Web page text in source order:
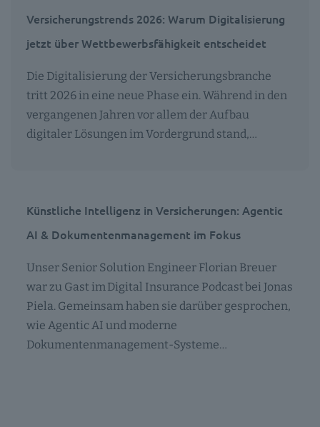
Versicherungstrends 2026: Warum Digitalisierung
jetzt über Wettbewerbsfähigkeit entscheidet
Die Digitalisierung der Versicherungsbranche
tritt 2026 in eine neue Phase ein. Während in den
vergangenen Jahren vor allem der Aufbau
digitaler Lösungen im Vordergrund stand,…
Künstliche Intelligenz in Versicherungen: Agentic
AI & Dokumentenmanagement im Fokus
Unser Senior Solution Engineer Florian Breuer
war zu Gast im Digital Insurance Podcast bei Jonas
Piela. Gemeinsam haben sie darüber gesprochen,
wie Agentic AI und moderne
Dokumentenmanagement-Systeme…